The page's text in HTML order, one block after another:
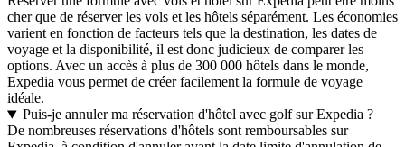
cher que de réserver les vols et les hôtels séparément. Les économies
varient en fonction de facteurs tels que la destination, les dates de
voyage et la disponibilité, il est donc judicieux de comparer les
options. Avec un accès à plus de 300 000 hôtels dans le monde,
Expedia vous permet de créer facilement la formule de voyage
idéale.
Puis-je annuler ma réservation d'hôtel avec golf sur Expedia ?
De nombreuses réservations d'hôtels sont remboursables sur